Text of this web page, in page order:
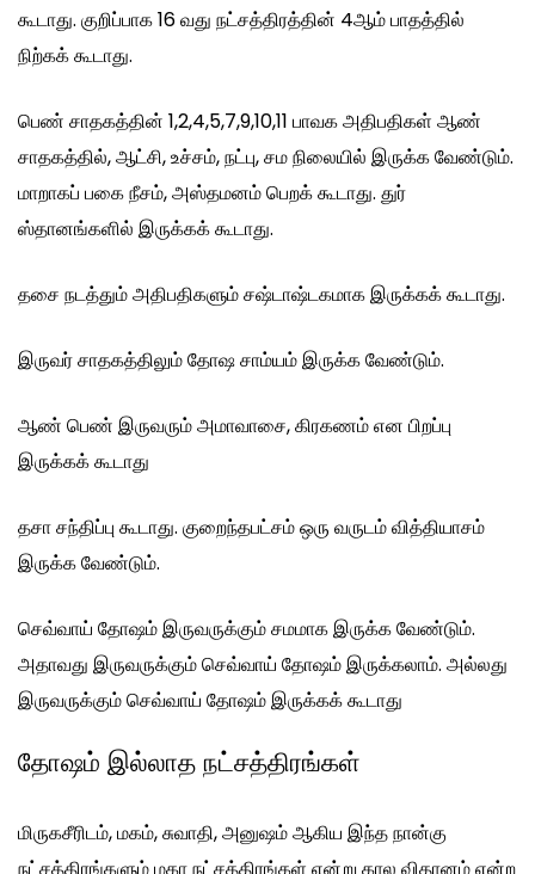
கூடாது. குறிப்பாக 16 வது நட்சத்திரத்தின் 4ஆம் பாதத்தில்
நிற்கக் கூடாது.
பெண் சாதகத்தின் 1,2,4,5,7,9,10,11 பாவக அதிபதிகள் ஆண்
சாதகத்தில், ஆட்சி, உச்சம், நட்பு, சம நிலையில் இருக்க வேண்டும்.
மாறாகப் பகை நீசம், அஸ்தமனம் பெறக் கூடாது. துர்
ஸ்தானங்களில் இருக்கக் கூடாது.
தசை நடத்தும் அதிபதிகளும் சஷ்டாஷ்டகமாக இருக்கக் கூடாது.
இருவர் சாதகத்திலும் தோஷ சாம்யம் இருக்க வேண்டும்.
ஆண் பெண் இருவரும் அமாவாசை, கிரகணம் என பிறப்பு
இருக்கக் கூடாது
தசா சந்திப்பு கூடாது. குறைந்தபட்சம் ஒரு வருடம் வித்தியாசம்
இருக்க வேண்டும்.
செவ்வாய் தோஷம் இருவருக்கும் சமமாக இருக்க வேண்டும்.
அதாவது இருவருக்கும் செவ்வாய் தோஷம் இருக்கலாம். அல்லது
இருவருக்கும் செவ்வாய் தோஷம் இருக்கக் கூடாது
தோஷம் இல்லாத நட்சத்திரங்கள்
மிருகசீரிடம், மகம், சுவாதி, அனுஷம் ஆகிய இந்த நான்கு